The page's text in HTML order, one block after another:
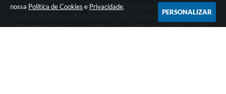
nossa Política de Cookies e Privacidade.
PERSONALIZAR
Telefone: (14) 3197-5520
Endereço: Avenida Santa Amélia, 364 - Centro | CEP: 17670-003
Atendimento de Segunda-feira a Sexta-feira das 08:00 às 11:00 -